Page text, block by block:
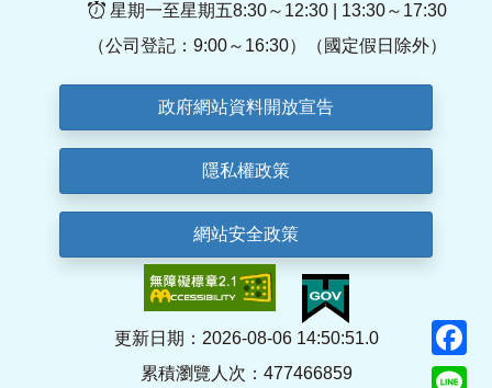
星期一至星期五8:30～12:30 | 13:30～17:30
（公司登記：9:00～16:30）（國定假日除外）
政府網站資料開放宣告
隱私權政策
網站安全政策
更新日期：2026-08-06 14:50:51.0
累積瀏覽人次：477466859